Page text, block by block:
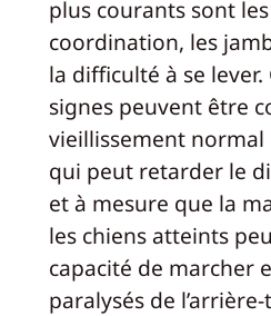
plus courants sont
coordination, les
la difficulté à se
signes peuvent être
vieillissement normal
qui peut retarder le
et à mesure que la
les chiens atteints
capacité de marcher
paralysés de